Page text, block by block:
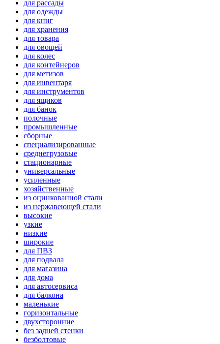
для рассады
для одежды
для книг
для хранения
для товара
для овощей
для колес
для контейнеров
для метизов
для инвентаря
для инструментов
для ящиков
для банок
полочные
промышленные
сборные
специализированные
среднегрузовые
стационарные
универсальные
усиленные
хозяйственные
из оцинкованной стали
из нержавеющей стали
высокие
узкие
низкие
широкие
для ПВЗ
для подвала
для магазина
для дома
для автосервиса
для балкона
маленькие
горизонтальные
двухсторонние
без задней стенки
безболтовые